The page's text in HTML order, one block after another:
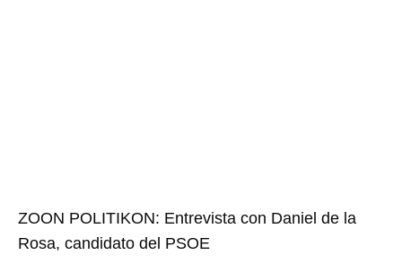
ZOON POLITIKON: Entrevista con Daniel de la
Rosa, candidato del PSOE